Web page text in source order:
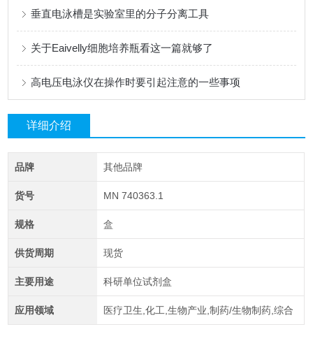
垂直电泳槽是实验室里的分子分离工具
关于Eaivelly细胞培养瓶看这一篇就够了
高电压电泳仪在操作时要引起注意的一些事项
详细介绍
品牌 其他品牌
货号 MN 740363.1
规格 盒
供货周期 现货
主要用途 科研单位试剂盒
应用领域 医疗卫生,化工,生物产业,制药/生物制药,综合